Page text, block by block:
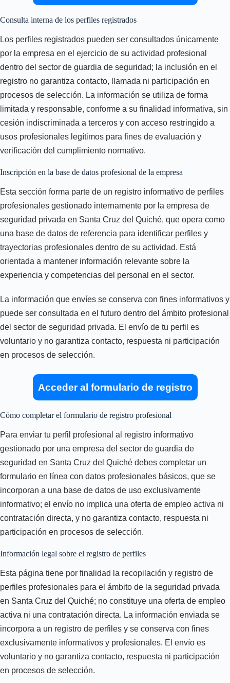
Consulta interna de los perfiles registrados
Los perfiles registrados pueden ser consultados únicamente
por la empresa en el ejercicio de su actividad profesional
dentro del sector de guardia de seguridad; la inclusión en el
registro no garantiza contacto, llamada ni participación en
procesos de selección. La información se utiliza de forma
limitada y responsable, conforme a su finalidad informativa, sin
cesión indiscriminada a terceros y con acceso restringido a
usos profesionales legítimos para fines de evaluación y
verificación del cumplimiento normativo.
Inscripción en la base de datos profesional de la empresa
Esta sección forma parte de un registro informativo de perfiles
profesionales gestionado internamente por la empresa de
seguridad privada en Santa Cruz del Quiché, que opera como
una base de datos de referencia para identificar perfiles y
trayectorias profesionales dentro de su actividad. Está
orientada a mantener información relevante sobre la
experiencia y competencias del personal en el sector.
La información que envíes se conserva con fines informativos y
puede ser consultada en el futuro dentro del ámbito profesional
del sector de seguridad privada. El envío de tu perfil es
voluntario y no garantiza contacto, respuesta ni participación
en procesos de selección.
Acceder al formulario de registro
Cómo completar el formulario de registro profesional
Para enviar tu perfil profesional al registro informativo
gestionado por una empresa del sector de guardia de
seguridad en Santa Cruz del Quiché debes completar un
formulario en línea con datos profesionales básicos, que se
incorporan a una base de datos de uso exclusivamente
informativo; el envío no implica una oferta de empleo activa ni
contratación directa, y no garantiza contacto, respuesta ni
participación en procesos de selección.
Información legal sobre el registro de perfiles
Esta página tiene por finalidad la recopilación y registro de
perfiles profesionales para el ámbito de la seguridad privada
en Santa Cruz del Quiché; no constituye una oferta de empleo
activa ni una contratación directa. La información enviada se
incorpora a un registro de perfiles y se conserva con fines
exclusivamente informativos y profesionales. El envío es
voluntario y no garantiza contacto, respuesta ni participación
en procesos de selección.